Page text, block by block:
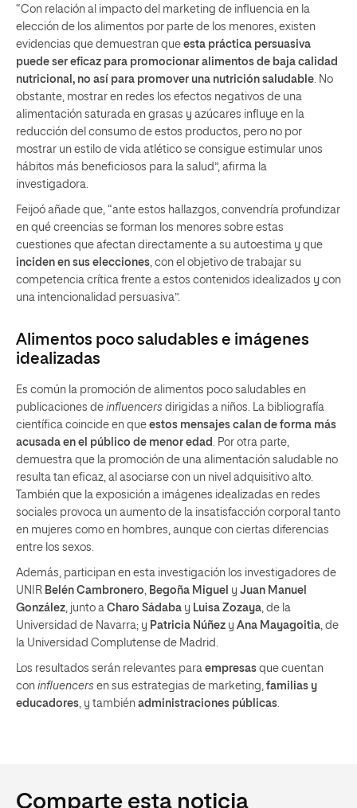
“Con relación al impacto del marketing de influencia en la
elección de los alimentos por parte de los menores, existen
evidencias que demuestran que esta práctica persuasiva
puede ser eficaz para promocionar alimentos de baja calidad
nutricional, no así para promover una nutrición saludable . No
obstante, mostrar en redes los efectos negativos de una
alimentación saturada en grasas y azúcares influye en la
reducción del consumo de estos productos, pero no por
mostrar un estilo de vida atlético se consigue estimular unos
hábitos más beneficiosos para la salud”, afirma la
investigadora.
Feijoó añade que, “ante estos hallazgos, convendría profundizar
en qué creencias se forman los menores sobre estas
cuestiones que afectan directamente a su autoestima y que
inciden en sus elecciones , con el objetivo de trabajar su
competencia crítica frente a estos contenidos idealizados y con
una intencionalidad persuasiva”.
Alimentos poco saludables e imágenes
idealizadas
Es común la promoción de alimentos poco saludables en
publicaciones de influencers dirigidas a niños. La bibliografía
científica coincide en que estos mensajes calan de forma más
acusada en el público de menor edad
. Por otra parte,
demuestra que la promoción de una alimentación saludable no
resulta tan eficaz, al asociarse con un nivel adquisitivo alto.
También que la exposición a imágenes idealizadas en redes
sociales provoca un aumento de la insatisfacción corporal tanto
en mujeres como en hombres, aunque con ciertas diferencias
entre los sexos.
Además, participan en esta investigación los investigadores de
UNIR Belén Cambronero Begoña Miguel y Juan Manuel
González , junto a Charo Sádaba y Luisa Zozaya , de la
Universidad de Navarra; y Patricia Núñez y Ana Mayagoitia , de
la Universidad Complutense de Madrid.
Los resultados serán relevantes para empresas que cuentan
con influencers en sus estrategias de marketing, familias y
educadores , y también administraciones públicas
Comparte esta noticia